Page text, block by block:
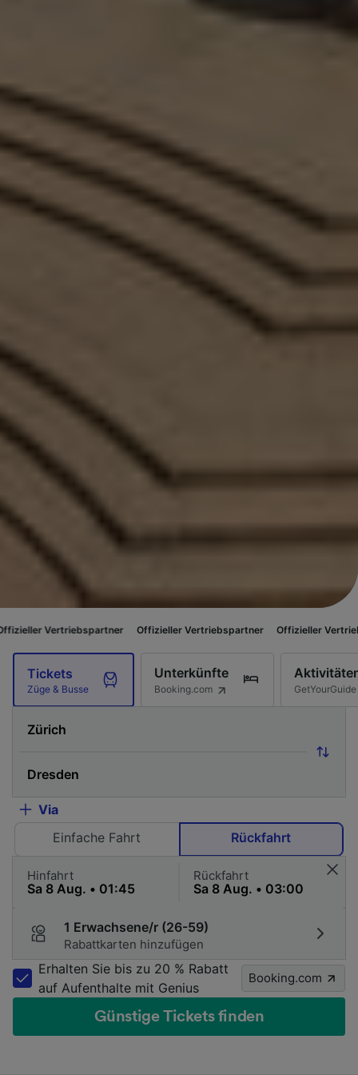
Offizieller Vertriebspartner Offizieller Vertriebspartner
Tickets
Züge & Busse
Unterkünfte
Booking.com GetYourGuide
Via
Einfache Fahrt
Rückfahrt
Hinfahrt Rückfahrt
1 Erwachsene/r (26-59)
Rabattkarten hinzufügen
Erhalten Sie bis zu 20 % Rabatt
auf Aufenthalte mit Genius
Booking.com
Günstige Tickets finden